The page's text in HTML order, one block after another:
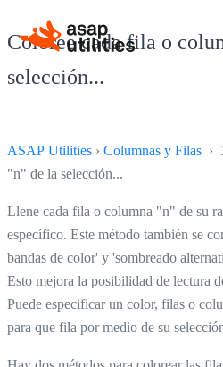
Coloree cada fila o
selección...
ASAP Utilities › Columnas y Filas ›
"n" de la selección...
Llene cada fila o columna "n" de su
específico. Este método también se
bandas de color' y 'sombreado
Esto mejora la posibilidad de lectura
Puede especificar un color, filas o
para que fila por medio de su